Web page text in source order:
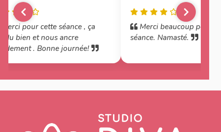
pour cette séance , ça
du bien et nous ancre
. Bonne journée!
Merci beaucoup pour
séance. Namasté.